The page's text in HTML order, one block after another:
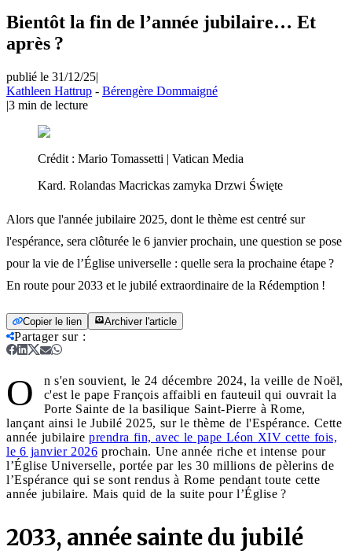
Bientôt la fin de l’année jubilaire… Et
après ?
publié le 31/12/25|
Kathleen Hattrup - Bérengère Dommaigné
|3 min de lecture
Crédit : Mario Tomassetti | Vatican Media
Kard. Rolandas Macrickas zamyka Drzwi Święte
Alors que l'année jubilaire 2025, dont le thème est centré sur
l'espérance, sera clôturée le 6 janvier prochain, une question se pose
pour la vie de l’Église universelle : quelle sera la prochaine étape ?
En route pour 2033 et le jubilé extraordinaire de la Rédemption !
Copier le lien Archiver l'article
Partager sur:
O
n s'en souvient, le 24 décembre 2024, la veille de Noël,
c'est le pape François affaibli en fauteuil qui ouvrait la
Porte Sainte de la basilique Saint-Pierre à Rome,
lançant ainsi le Jubilé 2025, sur le thème de l'Espérance. Cette
année jubilaire prendra fin, avec le pape Léon XIV cette fois,
le 6 janvier 2026 prochain. Une année riche et intense pour
l’Église Universelle, portée par les 30 millions de pèlerins de
l’Espérance qui se sont rendus à Rome pendant toute cette
année jubilaire. Mais quid de la suite pour l’Église ?
2033, année sainte du jubilé